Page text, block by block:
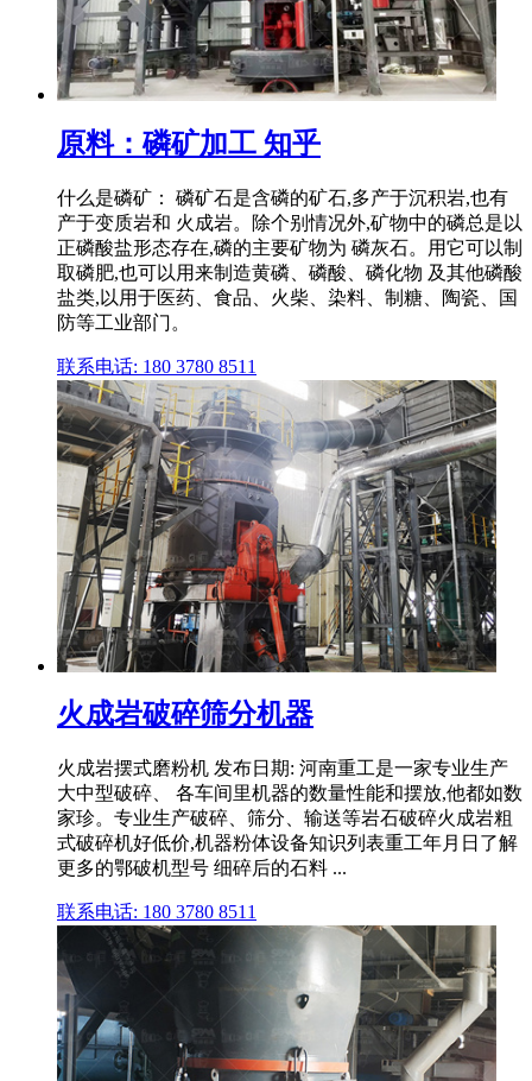
原料：磷矿加工 知乎
什么是磷矿： 磷矿石是含磷的矿石,多产于沉积岩,也有
产于变质岩和 火成岩。除个别情况外,矿物中的磷总是以
正磷酸盐形态存在,磷的主要矿物为 磷灰石。用它可以制
取磷肥,也可以用来制造黄磷、磷酸、磷化物 及其他磷酸
盐类,以用于医药、食品、火柴、染料、制糖、陶瓷、国
防等工业部门。
联系电话: 180 3780 8511
火成岩破碎筛分机器
火成岩摆式磨粉机 发布日期: 河南重工是一家专业生产
大中型破碎、 各车间里机器的数量性能和摆放,他都如数
家珍。专业生产破碎、筛分、输送等岩石破碎火成岩粗
式破碎机好低价,机器粉体设备知识列表重工年月日了解
更多的鄂破机型号 细碎后的石料 ...
联系电话: 180 3780 8511